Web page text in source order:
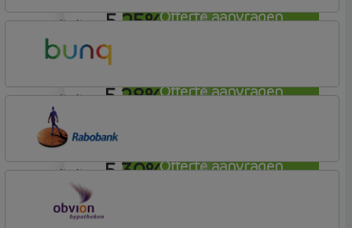
Offerte aanvragen
5,25%
Offerte aanvragen
annuiteit
5,28%
Offerte aanvragen
Plusvoorwaarden
annuiteit
5,30%
Bunq
Easy Mortgage
annuiteit
Rabobank Spaarbank
Basisvoorwaarden